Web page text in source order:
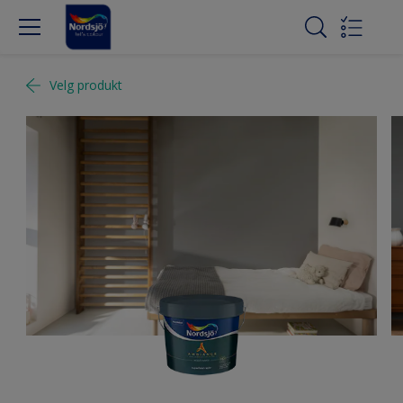
Velg produkt